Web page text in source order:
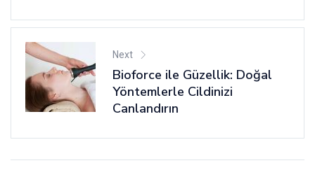
Next
Bioforce ile Güzellik: Doğal
Yöntemlerle Cildinizi
Canlandırın